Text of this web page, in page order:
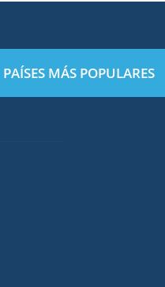
PAÍSES MÁS POPULARES